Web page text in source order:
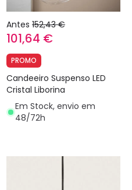
Antes 152,43 €
101,64 €
PROMO
Candeeiro Suspenso LED
Cristal Liborina
Em Stock, envio em
48/72h